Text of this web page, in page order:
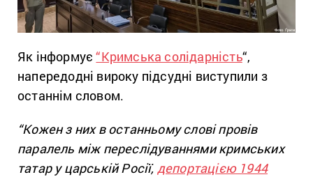
Як інформує“Кримська солідарність“,
напередодні вироку підсудні виступили з
останнім словом.
“Кожен з них в останньому слові провів
паралель між переслідуваннями кримських
татар у царській Росії, депортацією 1944